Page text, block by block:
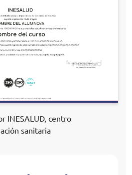
INESALUD, centro
sanitaria